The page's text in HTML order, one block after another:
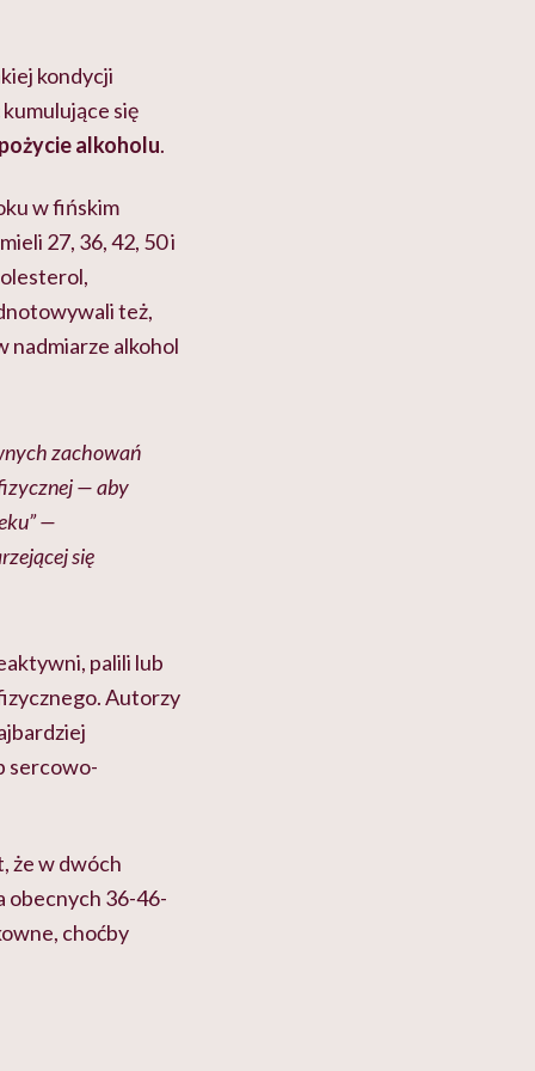
kondycji
się
alkoholu.
w fińskim
27, 36, 42, 50 i
też,
nadmiarze alkohol
zachowań
— aby
—
się
palili lub
Autorzy
sercowo-
że w dwóch
obecnych 36-46-
choćby